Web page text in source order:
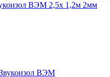
ВЭМ 2,5х 1,2м 2мм